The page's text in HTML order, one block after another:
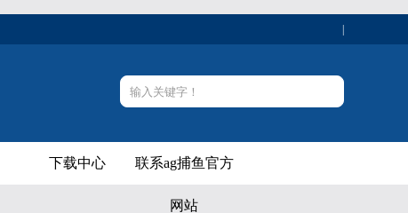
下载中心 联系ag捕鱼官方
网站